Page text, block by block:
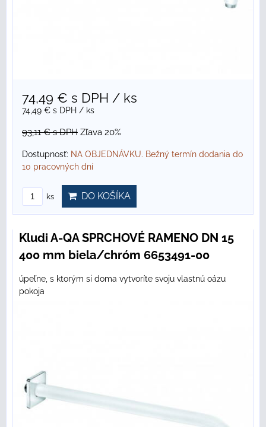
74,49 € s DPH / ks
74,49 € s DPH / ks
93,11 €s DPH Zľava 20%
Dostupnosť: NA OBJEDNÁVKU. Bežný termín dodania do
10 pracovných dní
ks DO KOŠÍKA
Kludi A-QA SPRCHOVÉ RAMENO DN 15
400 mm biela/chróm 6653491-00
úpeľne, s ktorým si doma vytvoríte svoju vlastnú oázu
pokoja